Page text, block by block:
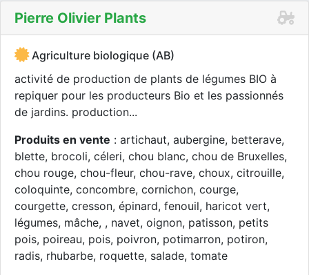
Pierre Olivier Plants
Agriculture biologique (AB)
activité de production de plants de légumes BIO à
repiquer pour les producteurs Bio et les passionnés
de jardins. production...
Produits en vente : artichaut, aubergine, betterave,
blette, brocoli, céleri, chou blanc, chou de Bruxelles,
chou rouge, chou-fleur, chou-rave, choux, citrouille,
coloquinte, concombre, cornichon, courge,
courgette, cresson, épinard, fenouil, haricot vert,
légumes, mâche, , navet, oignon, patisson, petits
pois, poireau, pois, poivron, potimarron, potiron,
radis, rhubarbe, roquette, salade, tomate